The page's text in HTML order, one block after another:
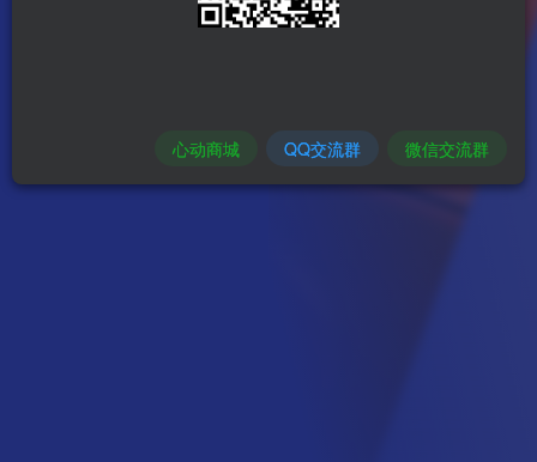
心动商城 QQ交流群 微信交流群